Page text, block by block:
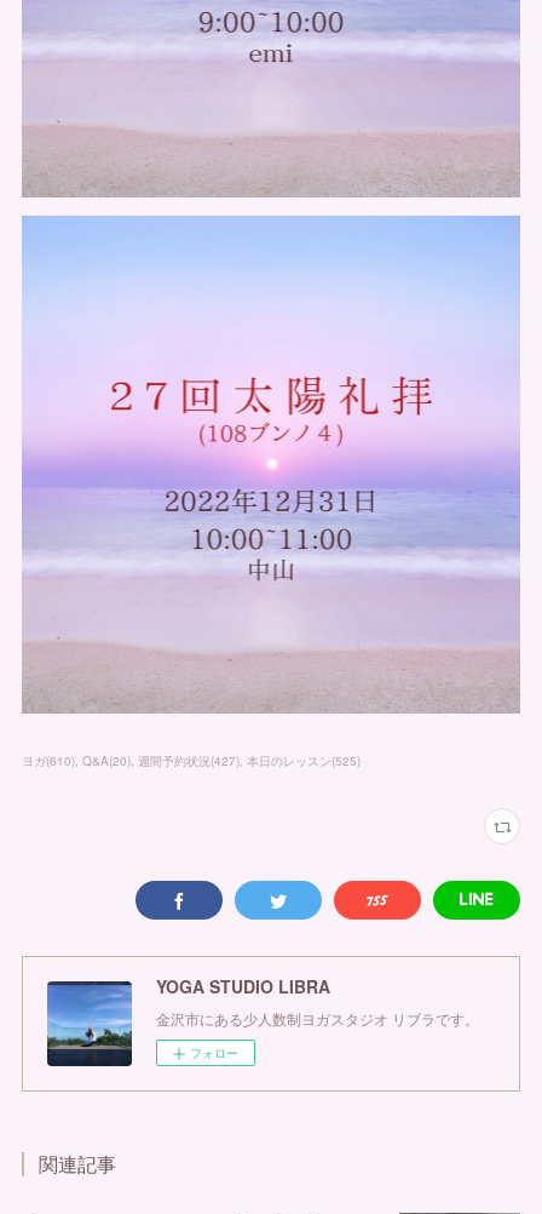
ヨガ(610) Q&A(20) 週間予約状況 (427) 本日のレッスン(525)
YOGA STUDIO LIBRA
金沢市にある少人数制ヨガスタジオ リブラです。
フォロー
関連記事